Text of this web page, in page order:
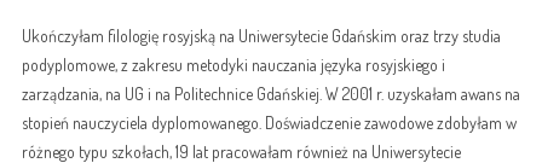
Ukończyłam filologię rosyjską na Uniwersytecie Gdańskim oraz trzy studia
podyplomowe, z zakresu metodyki nauczania języka rosyjskiego i
zarządzania, na UG i na Politechnice Gdańskiej. W 2001 r. uzyskałam awans na
stopień nauczyciela dyplomowanego. Doświadczenie zawodowe zdobyłam w
różnego typu szkołach, 19 lat pracowałam również na Uniwersytecie